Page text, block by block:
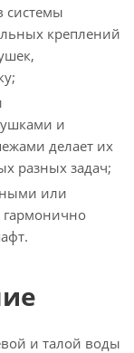
системы
креплений
и
делает их
разных задач;
или
гармонично
и талой воды